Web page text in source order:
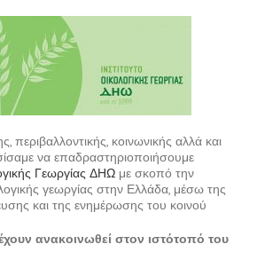
περιβαλλοντικής, κοινωνικής αλλά και
να επαδραστηριοποιήσουμε
Γεωργίας ΔΗΩ με σκοπό την
γεωργίας στην Ελλάδα, μέσω της
και της ενημέρωσης του κοινού
ανακοινωθεί στον ιστότοπό του